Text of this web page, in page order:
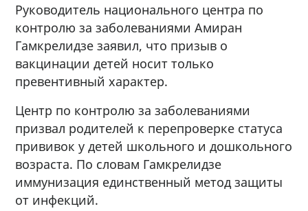
Руководитель национального центра по
контролю за заболеваниями Амиран
Гамкрелидзе заявил, что призыв о
вакцинации детей носит только
превентивный характер.
Центр по контролю за заболеваниями
призвал родителей к перепроверке статуса
прививок у детей школьного и дошкольного
возраста. По словам Гамкрелидзе
иммунизация единственный метод защиты
от инфекций.